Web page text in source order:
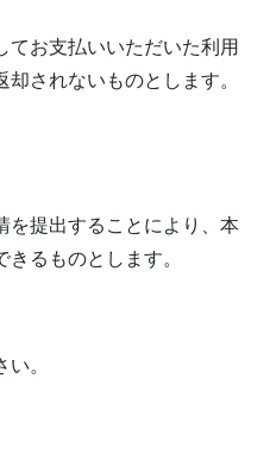
てお支払いいただいた利用
されないものとします。
を提出することにより、本
るものとします。
い。